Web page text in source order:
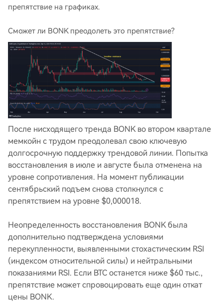
препятствие на графиках.
Сможет ли BONK преодолеть это препятствие?
После нисходящего тренда BONK во втором квартале
мемкойн с трудом преодолевал свою ключевую
долгосрочную поддержку трендовой линии. Попытка
восстановления в июле и августе была отменена на
уровне сопротивления. На момент публикации
сентябрьский подъем снова столкнулся с
препятствием на уровне $0,000018.
Неопределенность восстановления BONK была
дополнительно подтверждена условиями
перекупленности, выявленными стохастическим RSI
(индексом относительной силы) и нейтральными
показаниями RSI. Если BTC останется ниже $60 тыс.,
препятствие может спровоцировать еще один откат
цены BONK.